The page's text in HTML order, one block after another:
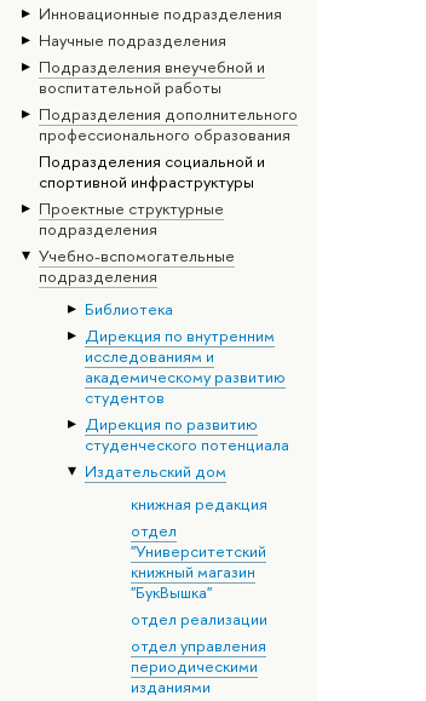
Инновационные подразделения
Научные подразделения
Подразделения внеучебной и
воспитательной работы
Подразделения дополнительного
профессионального образования
Подразделения социальной и
спортивной инфраструктуры
Проектные структурные
подразделения
Учебно-вспомогательные
подразделения
Библиотека
Дирекция по внутренним
исследованиям и
академическому развитию
студентов
Дирекция по развитию
студенческого потенциала
Издательский дом
книжная редакция
отдел
"Университетский
книжный магазин
"БукВышка"
отдел реализации
отдел управления
периодическими
изданиями